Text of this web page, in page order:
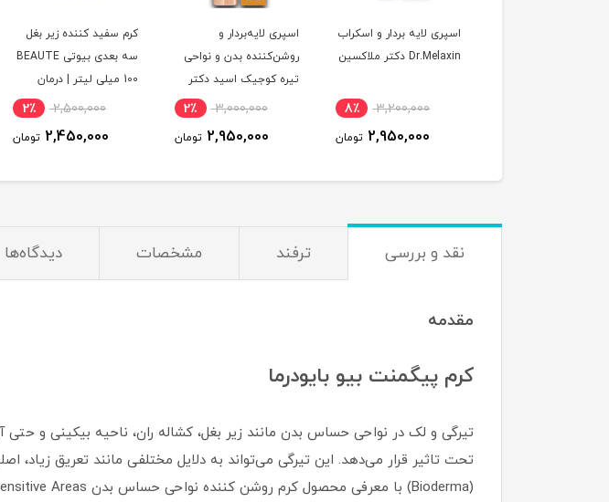
اسپری لایه بردار و اسکراب
Dr.Melaxin دکتر ملاکسین
3,200,000 8٪
2,950,000 تومان
اسپری لایه‌بردار و
روشن‌کننده بدن و نواحی
تیره کوجیک اسید دکتر
ملاکسین اصل | Dr.
3,000,000 2٪
2,950,000 تومان
کرم سفید کننده زیر بغل
سه بعدی بیوتی BEAUTE
100 میلی لیتر | درمان
تیرگی پوست بدن
2,500,000 2٪
2,450,000 تومان
نقد و بررسی ترفند مشخصات دیدگاه‌ها
مقدمه
کرم پیگمنت بیو بایودرما
تیرگی و لک در نواحی حساس بدن مانند زیر بغل، کشاله ران، ناحیه بیکینی و حتی
تحت تاثیر قرار می‌دهد. این تیرگی می‌تواند به دلایل مختلفی مانند تعریق زیاد،